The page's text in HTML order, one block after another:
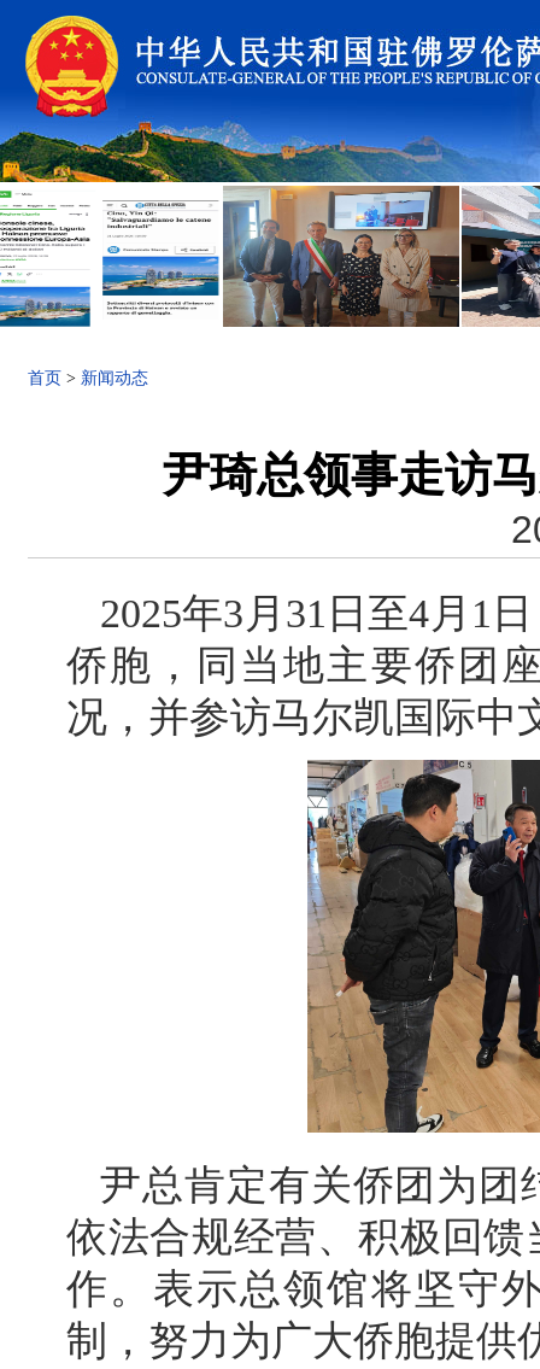
首页 > 新闻动态
尹琦总领事走访
2025年3月31日至4月1
侨胞，同当地主要侨团
况，并参访马尔凯国际中
尹总肯定有关侨团为团
依法合规经营、积极回
作。表示总领馆将坚守
制，努力为广大侨胞提供